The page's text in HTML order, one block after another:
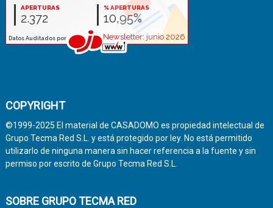
COPYRIGHT
©1999-2025 El material de CASADOMO es propiedad intelectual de
Grupo Tecma Red S.L. y está protegido por ley. No está permitido
utilizarlo de ninguna manera sin hacer referencia a la fuente y sin
permiso por escrito de Grupo Tecma Red S.L.
SOBRE GRUPO TECMA RED